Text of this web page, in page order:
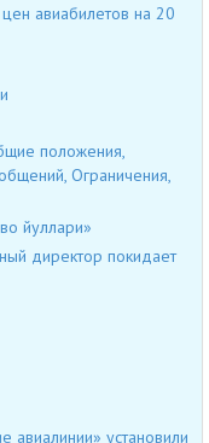
авиабилетов на 20
положения,
Ограничения,
йуллари»
директор покидает
установили